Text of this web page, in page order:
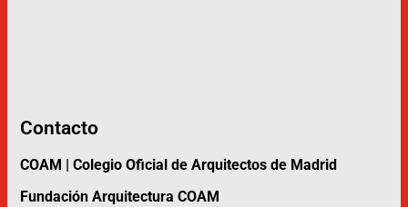
Contacto
COAM | Colegio Oficial de Arquitectos de Madrid
Fundación Arquitectura COAM